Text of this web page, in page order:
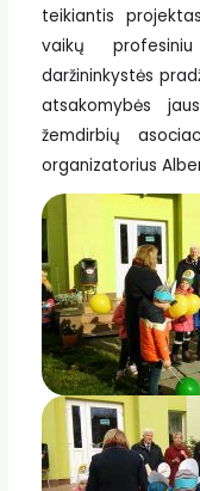
teikiantis
vaikų
daržininkystės
atsakomybės
žemdirbių
organizatorius